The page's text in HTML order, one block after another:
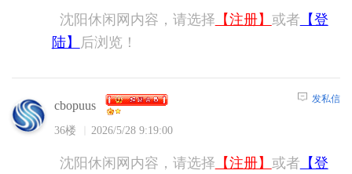
沈阳休闲网内容，请选择 【注册】 或者 【登
陆】
后浏览！
cbopuus
36楼 2026/5/28 9:19:00
发私信
沈阳休闲网内容，请选择 【注册】 或者 【登